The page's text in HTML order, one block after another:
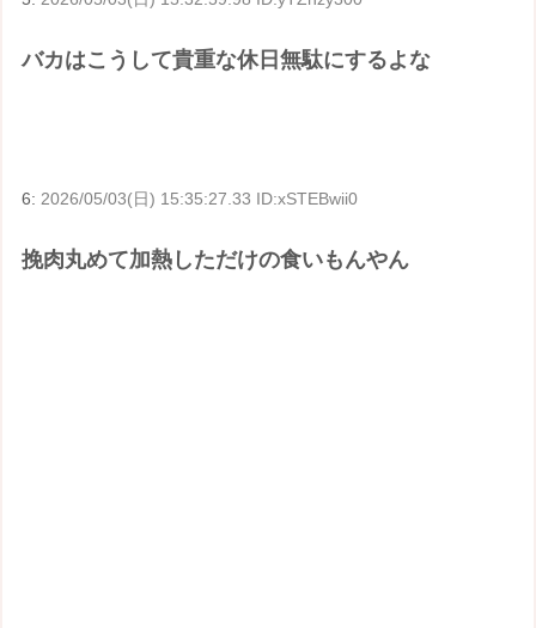
バカはこうして貴重な休日無駄にするよな
6: 2026/05/03(日) 15:35:27.33 ID:xSTEBwii0
挽肉丸めて加熱しただけの食いもんやん